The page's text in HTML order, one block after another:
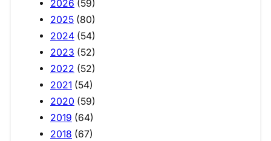
2026 (59)
2025 (80)
2024 (54)
2023 (52)
2022 (52)
2021 (54)
2020 (59)
2019 (64)
2018 (67)